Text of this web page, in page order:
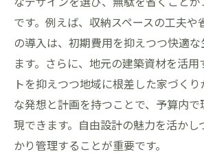
です。例えば、収納スペースの工夫や
の導入は、初期費用を抑えつつ快適
ます。さらに、地元の建築資材を活
トを抑えつつ地域に根差した家づく
な発想と計画を持つことで、予算内
現できます。自由設計の魅力を活かし
かり管理することが重要です。